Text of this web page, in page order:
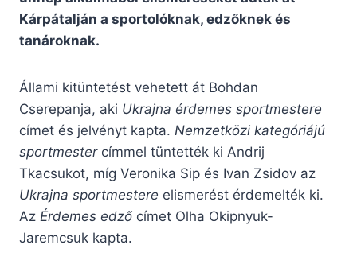
Kárpátalján a sportolóknak, edzőknek és
tanároknak.
Állami kitüntetést vehetett át Bohdan
Cserepanja, aki Ukrajna érdemes sportmestere
címet és jelvényt kapta. Nemzetközi kategóriájú
sportmestercímmel tüntették ki Andrij
Tkacsukot, míg Veronika Sip és Ivan Zsidov az
Ukrajna sportmestere elismerést érdemelték ki.
Az Érdemes edző címet Olha Okipnyuk-
Jaremcsuk kapta.